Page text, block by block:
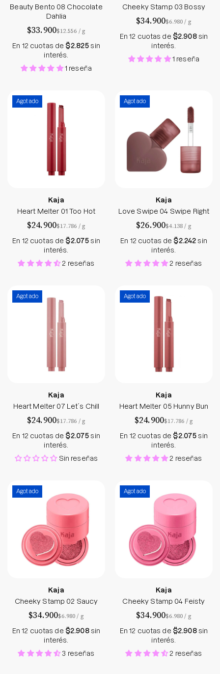
Beauty Bento 08 Chocolate
Dahlia
$33.900$12.556 / por
g
En 12 cuotas de $2.825sin
interés.
1 reseña
Cheeky Stamp 03 Bossy
$34.900$6.980/ por
g
En 12 cuotas de $2.908sin
interés.
1 reseña
Heart Melter 01 Too Hot
Agotado
Kaja
Heart Melter 01 Too Hot
$24.900$17.786 / por
g
En 12 cuotas de $2.075sin
interés.
2 reseñas
Agotado
Kaja
Love Swipe 04 Swipe Right
$26.900$4.138/ por
g
En 12 cuotas de $2.242sin
interés.
2 reseñas
Heart Melter 07 Let´s Chill
Agotado
Kaja
Heart Melter 07 Let´s Chill
$24.900$17.786 / por
g
En 12 cuotas de $2.075sin
interés.
Sin reseñas
Agotado
Kaja
Heart Melter 05 Hunny Bun
$24.900$17.786 / por
g
En 12 cuotas de $2.075sin
interés.
2 reseñas
Cheeky Stamp 02 Saucy
Agotado
Kaja
Cheeky Stamp 02 Saucy
$34.900$6.980/ por
g
En 12 cuotas de $2.908sin
interés.
3 reseñas
Agotado
Kaja
Cheeky Stamp 04 Feisty
$34.900$6.980/ por
g
En 12 cuotas de $2.908sin
interés.
2 reseñas